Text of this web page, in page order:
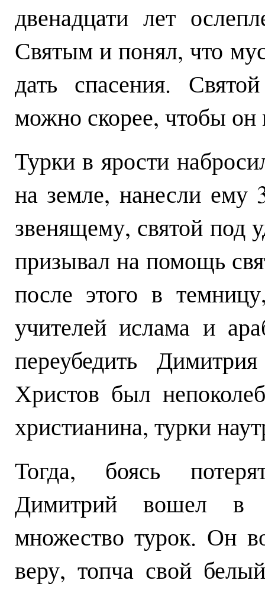
двенадцати лет
Святым и понял, что
дать спасения.
можно скорее, чтобы он
Турки в ярости
на земле, нанесли ему
звенящему, святой под
призывал на помощь
после этого в
учителей ислама и
переубедить
Христов был
христианина, турки
Тогда, боясь
Димитрий вошел в
множество турок. Он
веру, топча свой